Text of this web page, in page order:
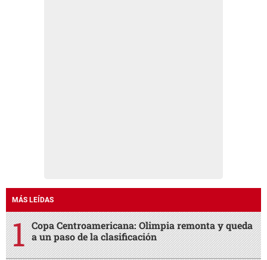
MÁS LEÍDAS
Copa Centroamericana: Olimpia remonta y queda
a un paso de la clasificación